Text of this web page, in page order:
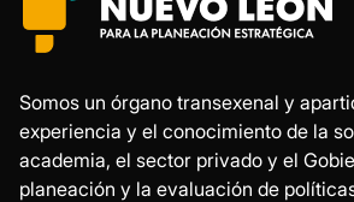
Somos un órgano transexenal y
experiencia y el conocimiento de la
academia, el sector privado y el
planeación y la evaluación de